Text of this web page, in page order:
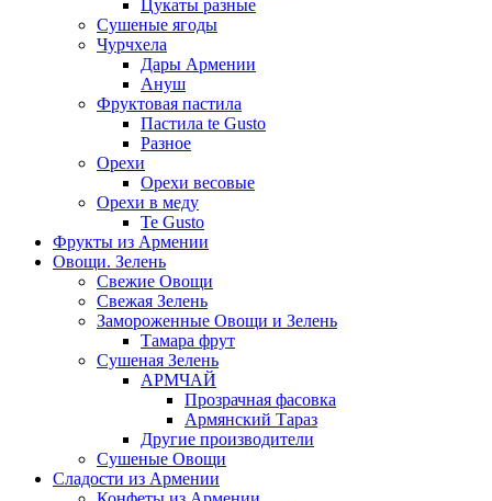
Цукаты разные
Сушеные ягоды
Чурчхела
Дары Армении
Ануш
Фруктовая пастила
Пастила te Gusto
Разное
Орехи
Орехи весовые
Орехи в меду
Te Gusto
Фрукты из Армении
Овощи. Зелень
Свежие Овощи
Свежая Зелень
Замороженные Овощи и Зелень
Тамара фрут
Сушеная Зелень
АРМЧАЙ
Прозрачная фасовка
Армянский Тараз
Другие производители
Сушеные Овощи
Сладости из Армении